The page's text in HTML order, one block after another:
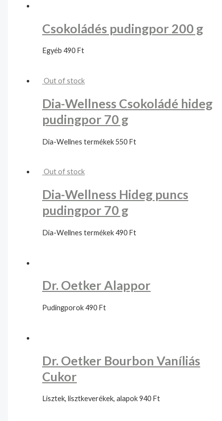
Csokoládés pudingpor 200 g
Egyéb490 Ft
Out of stock
Dia-Wellness Csokoládé hideg
pudingpor 70 g
Dia-Wellnes termékek550 Ft
Out of stock
Dia-Wellness Hideg puncs
pudingpor 70 g
Dia-Wellnes termékek490 Ft
Dr. Oetker Alappor
Pudingporok490 Ft
Dr. Oetker Bourbon Vaníliás
Cukor
Lisztek, lisztkeverékek, alapok940 Ft